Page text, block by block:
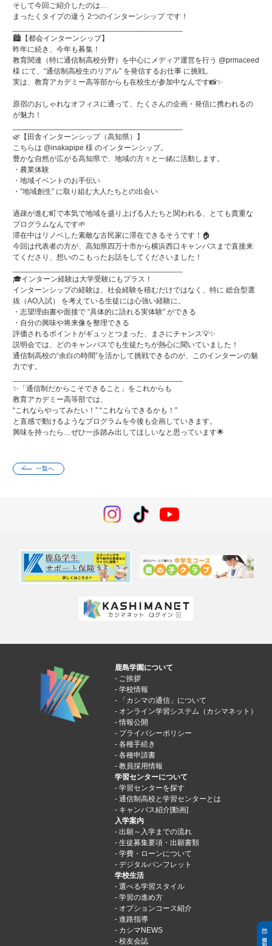
そして今回ご紹介したのは…
まったくタイプの違う 2つのインターンシップ です！
🏙️【都会インターンシップ】
昨年に続き、今年も募集！
教育関連（特に通信制高校分野）を中心にメディア運営を行う @prmaceed
様 にて、“通信制高校生のリアル” を発信するお仕事 に挑戦。
実は、教育アカデミー高等部からも在校生が参加中なんです📸✨
原宿のおしゃれなオフィスに通って、たくさんの企画・発信に携われるの
が魅力！
🌿【田舎インターンシップ（高知県）】
こちらは @inakapipe 様 のインターンシップ。
豊かな自然が広がる高知県で、地域の方々と一緒に活動します。
・農業体験
・地域イベントのお手伝い
・”地域創生” に取り組む大人たちとの出会い
過疎が進む町で本気で地域を盛り上げる人たちと関われる、とても貴重な
プログラムなんです🌱
滞在中はリノベした素敵な古民家に滞在できるそうです！🏠
今回は代表者の方が、高知県四万十市から横浜西口キャンパスまで直接来
てくださり、想いのこもったお話をしてくださいました！
🎓インターン経験は大学受験にもプラス！
インターンシップの経験は、社会経験を積むだけではなく、特に 総合型選
抜（AO入試） を考えている生徒には心強い経験に。
・志望理由書や面接で “具体的に語れる実体験” ができる
・自分の興味や将来像を整理できる
評価されるポイントがギュッとつまった、まさにチャンス💡✨
説明会では、どのキャンパスでも生徒たちが熱心に聞いていました！
通信制高校の“余白の時間”を活かして挑戦できるのが、このインターンの魅
力です。
✨「通信制だからこそできること」をこれからも
教育アカデミー高等部では、
“これならやってみたい！” “これならできるかも！”
と直感で動けるようなプログラムを今後も企画していきます。
興味を持ったら…ぜひ一歩踏み出してほしいなと思っています🌟
一覧へ
鹿島学園について
ご挨拶
学校情報
「カシマの通信」について
オンライン学習システム（カシマネット）
情報公開
プライバシーポリシー
各種手続き
各種申請書
教員採用情報
学習センターについて
学習センターを探す
通信制高校と学習センターとは
キャンパス紹介[動画]
入学案内
出願～入学までの流れ
生徒募集要項・出願書類
学費・ローンについて
デジタルパンフレット
学校生活
選べる学習スタイル
学習の進め方
オプションコース紹介
進路指導
カシマNEWS
校友会誌